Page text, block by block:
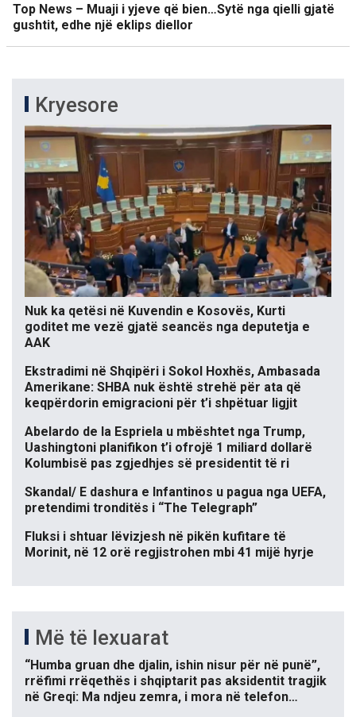
Top News – Muaji i yjeve që bien…Sytë nga qielli gjatë
gushtit, edhe një eklips diellor
Kryesore
Nuk ka qetësi në Kuvendin e Kosovës, Kurti
goditet me vezë gjatë seancës nga deputetja e
AAK
Ekstradimi në Shqipëri i Sokol Hoxhës, Ambasada
Amerikane: SHBA nuk është strehë për ata që
keqpërdorin emigracioni për t’i shpëtuar ligjit
Abelardo de la Espriela u mbështet nga Trump,
Uashingtoni planifikon t’i ofrojë 1 miliard dollarë
Kolumbisë pas zgjedhjes së presidentit të ri
Skandal/ E dashura e Infantinos u pagua nga UEFA,
pretendimi tronditës i “The Telegraph”
Fluksi i shtuar lëvizjesh në pikën kufitare të
Morinit, në 12 orë regjistrohen mbi 41 mijë hyrje
Më të lexuarat
“Humba gruan dhe djalin, ishin nisur për në punë”,
rrëfimi rrëqethës i shqiptarit pas aksidentit tragjik
në Greqi: Ma ndjeu zemra, i mora në telefon…